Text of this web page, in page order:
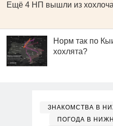
Ещё 4 НП вышли из
Норм так по
хохлята?
ЗНАКОМСТВА В
ПОГОДА В